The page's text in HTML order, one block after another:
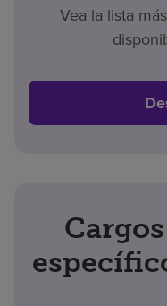
Vea la lista